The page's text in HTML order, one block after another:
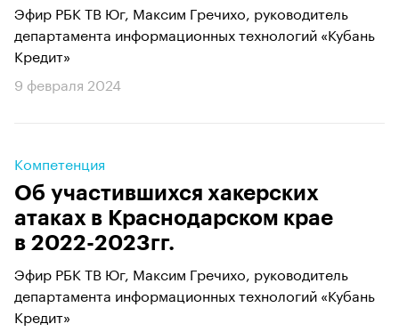
Эфир РБК ТВ Юг, Максим Гречихо, руководитель
департамента информационных технологий «Кубань
Кредит»
9 февраля 2024
Компетенция
Об участившихся хакерских
атаках в Краснодарском крае
в 2022-2023гг.
Эфир РБК ТВ Юг, Максим Гречихо, руководитель
департамента информационных технологий «Кубань
Кредит»